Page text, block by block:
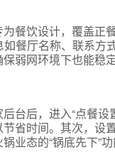
餐饮设计，覆盖正
餐厅名称、联系方
弱网环境下也能稳
台后，进入“点餐
省时间。其次，设
业态的“锅底先下”